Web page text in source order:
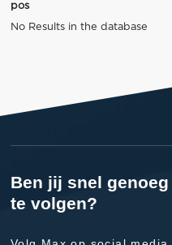
pos
No Results in the database
Ben jij snel
te volgen?